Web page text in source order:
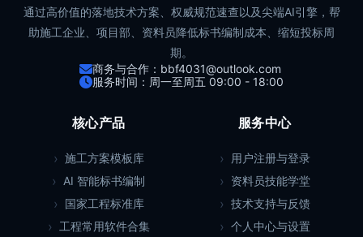
通过高价值的落地技术方案、权威规范速查以及尖端AI引擎，帮
助施工企业、项目部、资料员降低标书编制成本、缩短投标周
期。
商务与合作：bbf4031@outlook.com
服务时间：周一至周五 09:00 - 18:00
核心产品
施工方案模板库
AI 智能标书编制
国家工程标准库
工程常用软件合集
服务中心
用户注册与登录
资料员技能学堂
技术支持与反馈
个人中心与设置